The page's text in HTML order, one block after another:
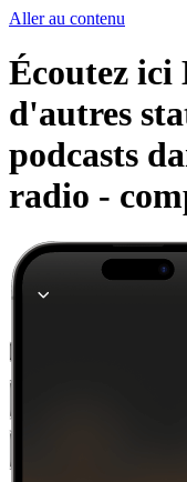
Aller au contenu
Écoutez ici
d'autres
podcasts
radio -